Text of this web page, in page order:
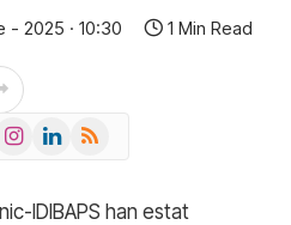
- 2025 · 10:30 1 Min Read
InstagramLinkedIn
RSS
IDIBAPS han estat